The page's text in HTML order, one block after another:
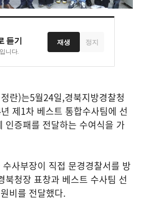
듣기
니다.
재생 정지
란)는5월24일,경북지방경찰청
년 제1차 베스트 통합수사팀에 선
인증패를 전달하는 수여식을 가
사부장이 직접 문경경찰서를 방
북청장 표창과 베스트 수사팀 선
비를 전달했다.